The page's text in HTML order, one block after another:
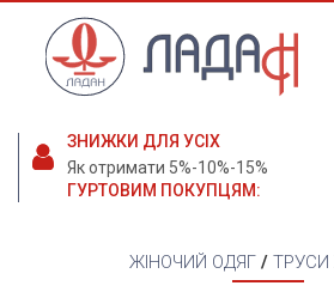
ЗНИЖКИ ДЛЯ УСІХ
Як отримати 5%-10%-15%
ГУРТОВИМ ПОКУПЦЯМ:
ЖІНОЧИЙ ОДЯГ/ ТРУСИ